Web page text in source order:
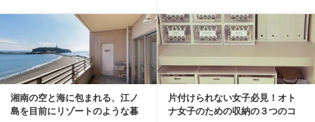
湘南の空と海に包まれる、江ノ
島を目前にリゾートのような暮
片付けられない女子必見！オト
ナ女子のための収納の３つのコ